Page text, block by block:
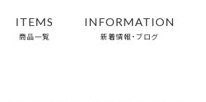
ITEMS
商品一覧
INFORMATION
新着情報・ブログ